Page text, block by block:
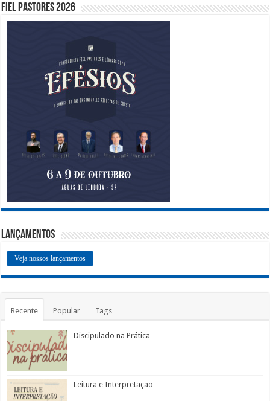
Fiel Pastores 2026
Lançamentos
Veja nossos lançamentos
Recente Popular Tags
Discipulado na Prática
Leitura e Interpretação